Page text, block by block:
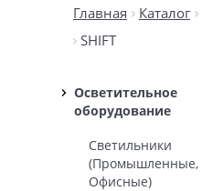
Главная Каталог
SHIFT
Осветительное
оборудование
Светильники
(Промышленные,
Офисные)